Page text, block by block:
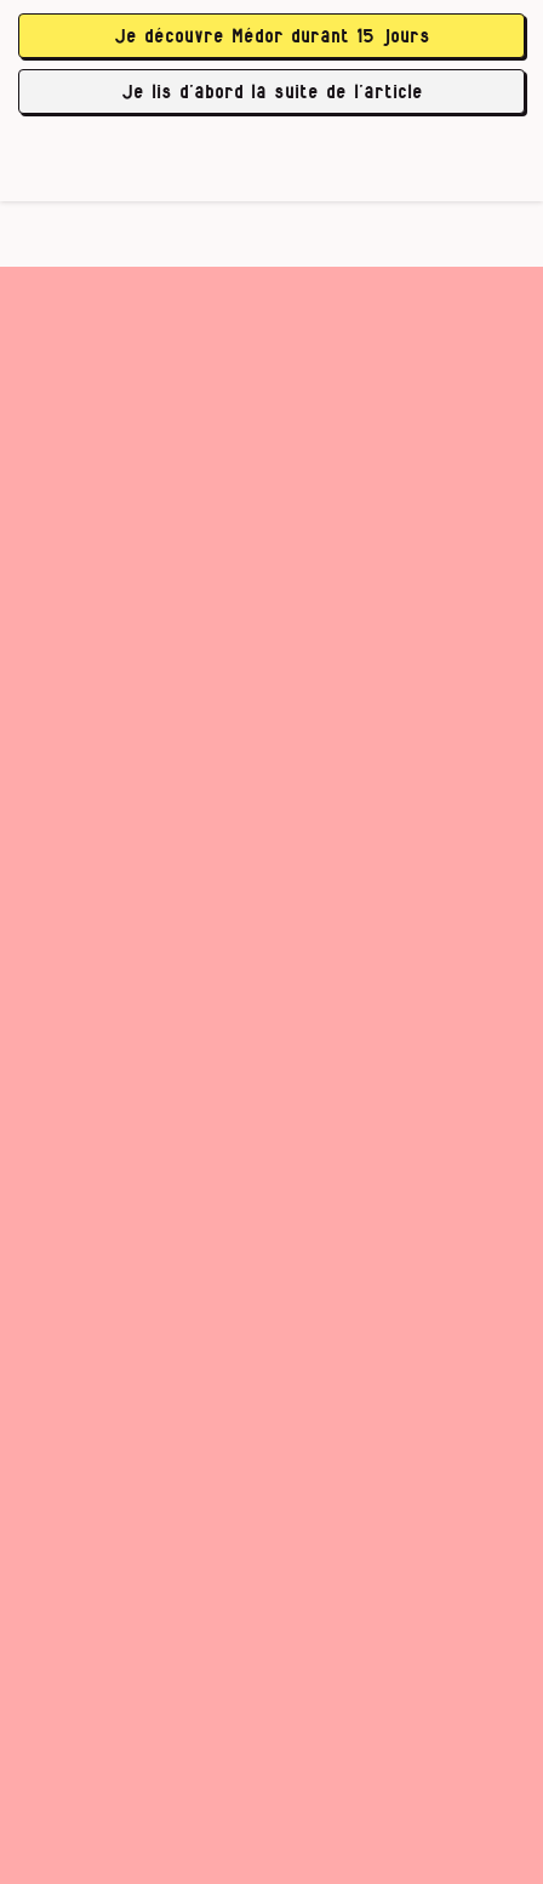
pour mettre dans des conteneurs de 12 mètres de
long», précise Eugène Bays.
Après un contrôle de l’Agence …
Je découvre Médor durant 15 jours
Je lis d’abord la suite de l’article